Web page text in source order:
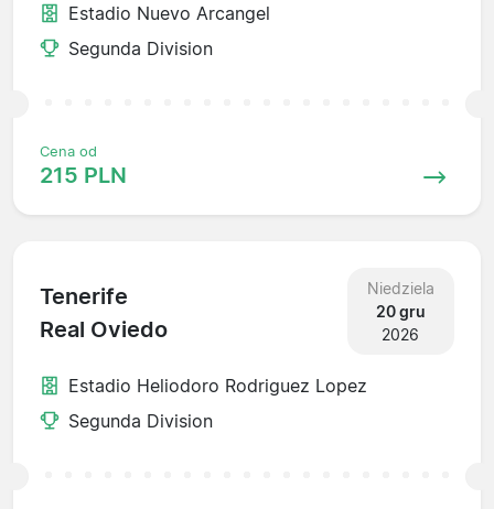
Estadio Nuevo Arcangel
Segunda Division
Cena od
215 PLN
Tenerife
Real Oviedo
Niedziela
20 gru
2026
Estadio Heliodoro Rodriguez Lopez
Segunda Division